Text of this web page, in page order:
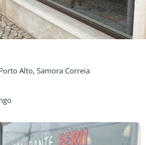
Alto, Samora Correia